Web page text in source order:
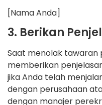
[Nama Anda]
3. Berikan
Saat menolak tawaran
memberikan
jika Anda telah
dengan perusahaan
dengan manajer